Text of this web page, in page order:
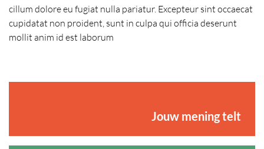
cillum dolore eu fugiat nulla pariatur. Excepteur sint occaecat
cupidatat non proident, sunt in culpa qui officia deserunt
mollit anim id est laborum
Jouw mening telt